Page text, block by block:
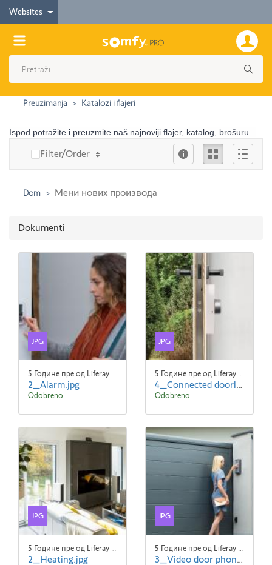
Websites
Preuzimanja Katalozi i flajeri
Ispod potražite i preuzmite naš najnoviji flajer, katalog, brošuru...
Filter/Order Ikona
Dom Мени нових производа
Dokumenti
JPG
5 Године пре од Liferay Admin Liferay Admin
2_Alarm.jpg
Odobreno
JPG
5 Године пре од Liferay Admin Liferay Admin
4_Connected doorlock.jpg
Odobreno
JPG
5 Године пре од Liferay Admin Liferay Admin
2_Heating.jpg
JPG
5 Године пре од Liferay Admin Liferay Admin
3_Video door phones.jpg